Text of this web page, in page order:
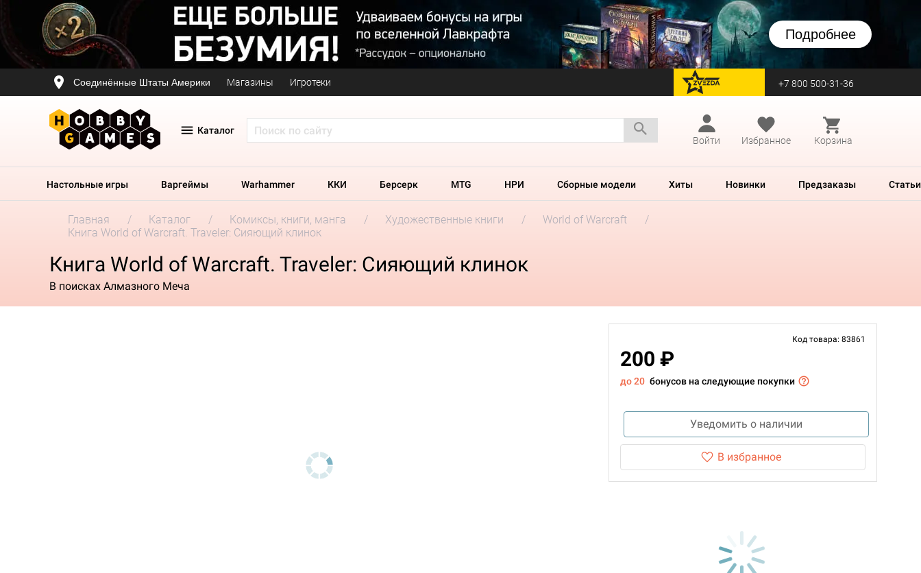
Подробнее
Соединённые Штаты Америки Магазины Игротеки перейти на Zvezda +7 800 500-31-36
Каталог
Войти
Избранное Корзина
Настольные игры Варгеймы Warhammer ККИ Берсерк MTG НРИ Сборные модели Хиты Новинки Предзаказы Статьи
Главная Каталог Комиксы, книги, манга Художественные книги
World of Warcraft
Книга World of Warcraft. Traveler: Сияющий клинок
Книга World of Warcraft. Traveler: Сияющий клинок
В поисках Алмазного Меча
Код товара: 83861
200 ₽
до 20 бонусов на следующие покупки
Уведомить о наличии
В избранное